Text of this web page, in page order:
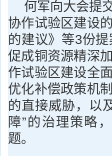
何军向大会提
协作试验区建设
的建议》等3份
促成铜资源精深
作试验区建设全
优化补偿政策机
的直接威胁，以
障”的治理策略
题。